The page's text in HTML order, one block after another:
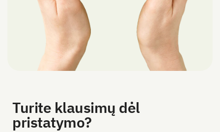
Turite klausimų dėl
pristatymo?